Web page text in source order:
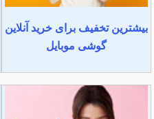
بیشترین تخفیف برای خرید آنلاین
گوشی موبایل